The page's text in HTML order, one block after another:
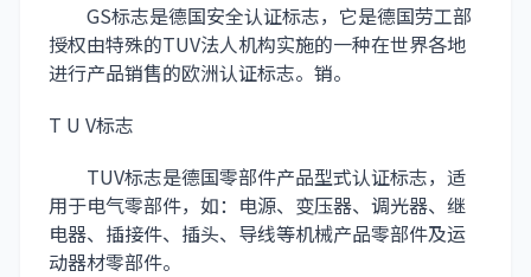
GS标志是德国安全认证标志，它是德国劳工部
授权由特殊的TUV法人机构实施的一种在世界各地
进行产品销售的欧洲认证标志。销。
T U V标志
TUV标志是德国零部件产品型式认证标志，适
用于电气零部件，如：电源、变压器、调光器、继
电器、插接件、插头、导线等机械产品零部件及运
动器材零部件。